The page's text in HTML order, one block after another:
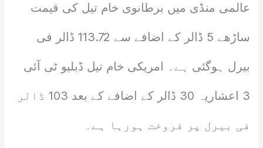
عالمی منڈی میں برطانوی خام تیل کی قیمت
ساڑھے 5 ڈالر کے اضافے سے 113.72 ڈالر فی
بیرل ہوگئی ہے۔ امریکی خام تیل ڈبلیو ٹی آئی
3 اعشاریہ 30 ڈالر کے اضافے کے بعد 103 ڈالر
فی بیرل پر فروخت ہورہا ہے۔